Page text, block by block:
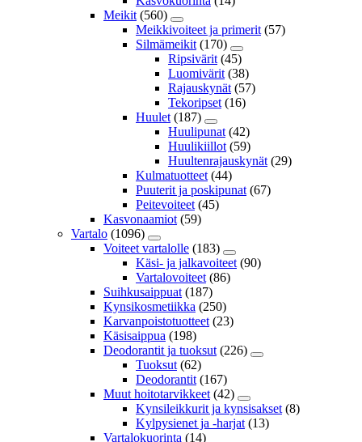
Meikit (560)
Meikkivoiteet ja primerit (57)
Silmämeikit (170)
Ripsivärit (45)
Luomivärit (38)
Rajauskynät (57)
Tekoripset (16)
Huulet (187)
Huulipunat (42)
Huulikiillot (59)
Huultenrajauskynät (29)
Kulmatuotteet (44)
Puuterit ja poskipunat (67)
Peitevoiteet (45)
Kasvonaamiot (59)
Vartalo (1096)
Voiteet vartalolle (183)
Käsi- ja jalkavoiteet (90)
Vartalovoiteet (86)
Suihkusaippuat (187)
Kynsikosmetiikka (250)
Karvanpoistotuotteet (23)
Käsisaippua (198)
Deodorantit ja tuoksut (226)
Tuoksut (62)
Deodorantit (167)
Muut hoitotarvikkeet (42)
Kynsileikkurit ja kynsisakset (8)
Kylpysienet ja -harjat (13)
Vartalokuorinta (14)